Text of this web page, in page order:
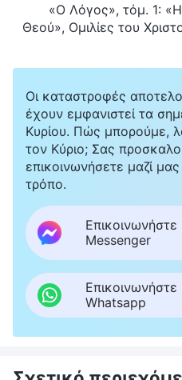
«Ο Λόγος», τόμ. 1:
Θεού», Ομιλίες του
Οι καταστροφές
έχουν εμφανιστεί τα
Κυρίου. Πώς μπορούμε,
τον Κύριο; Σας
επικοινωνήσετε μαζί
τρόπο.
Messenger
Whatsapp